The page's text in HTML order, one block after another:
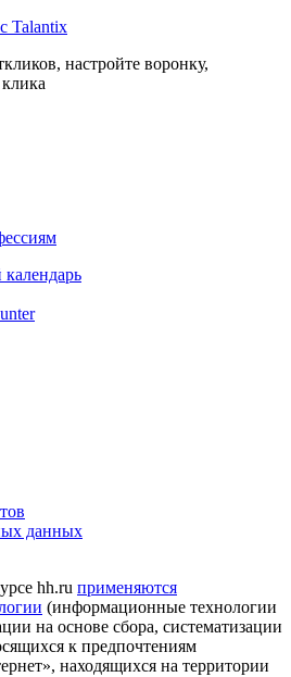
Talantix
настройте воронку,
данных
hh.ru применяются
(информационные технологии
на основе сбора, систематизации
к предпочтениям
находящихся на территории